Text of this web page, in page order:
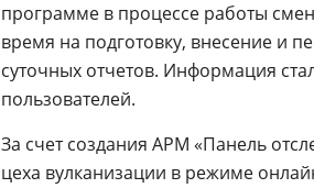
программе в процессе работы
время на подготовку, внесение и
суточных отчетов. Информация
пользователей.
За счет создания АРМ «Панель
цеха вулканизации в режиме